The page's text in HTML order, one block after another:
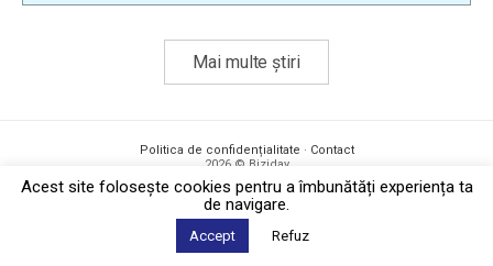
Mai multe știri
Politica de confidențialitate · Contact
2026 © Biziday
Acest site foloseşte cookies pentru a îmbunătăți experiența ta
de navigare.
Accept Refuz